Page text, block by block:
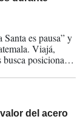
es pausa” y
Viajá,
posicionarse
su compromiso
al visitante.
del acero